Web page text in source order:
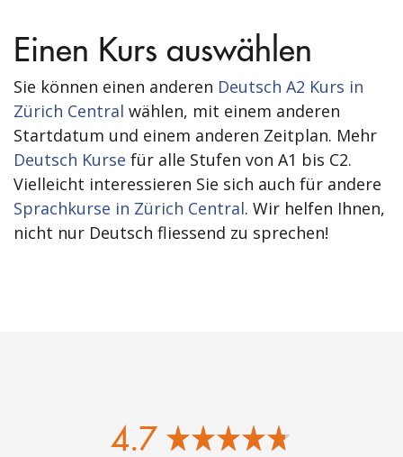
Einen Kurs auswählen
Sie können einen anderen Deutsch A2 Kurs in
Zürich Central wählen, mit einem anderen
Startdatum und einem anderen Zeitplan. Mehr
Deutsch Kurse für alle Stufen von A1 bis C2.
Vielleicht interessieren Sie sich auch für andere
Sprachkurse in Zürich Central. Wir helfen Ihnen,
nicht nur Deutsch fliessend zu sprechen!
4.7